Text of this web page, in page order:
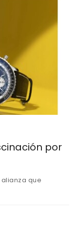
por
que